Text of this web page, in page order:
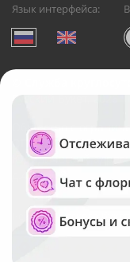
Язык интерфейса:
Служба
Русский Букет, 2026
Общество с
ОГРН:
Юридический
д.42, оф. 3
Рейтинг Русского